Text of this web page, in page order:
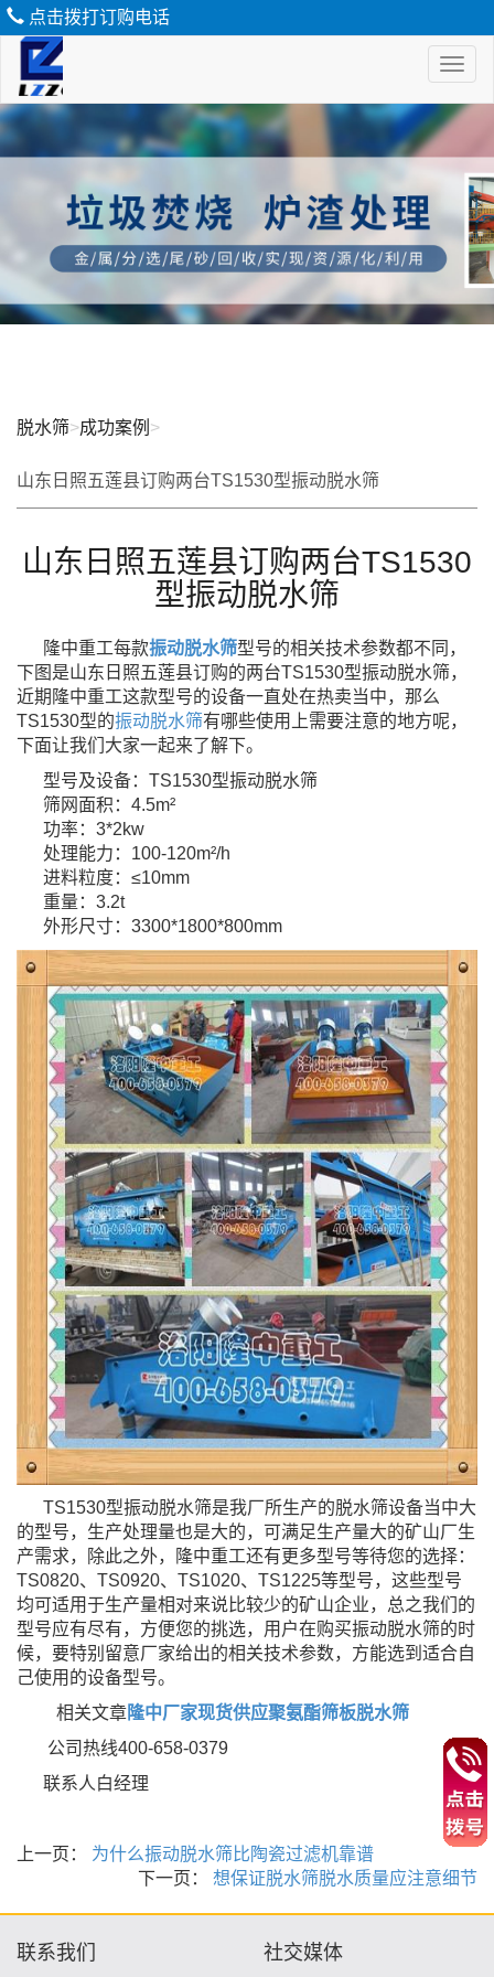
点击拨打订购电话
脱
水
脱水筛>成功案例 >
山东日照五莲县订购两台TS1530型振动脱水筛
山东日照五莲县订购两台TS1530
型振动脱水筛
隆中重工每款振动脱水筛型号的相关技术参数都不同，
下图是山东日照五莲县订购的两台TS1530型振动脱水筛，
近期隆中重工这款型号的设备一直处在热卖当中，那么
TS1530型的振动脱水筛有哪些使用上需要注意的地方呢，
下面让我们大家一起来了解下。
型号及设备：TS1530型振动脱水筛
筛网面积：4.5m²
功率：3*2kw
处理能力：100-120m²/h
进料粒度：≤10mm
重量：3.2t
外形尺寸：3300*1800*800mm
TS1530型振动脱水筛是我厂所生产的脱水筛设备当中大
的型号，生产处理量也是大的，可满足生产量大的矿山厂生
产需求，除此之外，隆中重工还有更多型号等待您的选择：
TS0820、TS0920、TS1020、TS1225等型号，这些型号
均可适用于生产量相对来说比较少的矿山企业，总之我们的
型号应有尽有，方便您的挑选， 用户在购买振动脱水筛的时
候，要特别留意厂家给出的相关技术参数，方能选到适合自
己使用的设备型号。
相关文章隆中厂家现货供应聚氨酯筛板脱水筛
公司热线400-658-0379
联系人白经理
上一页：
为什么振动脱水筛比陶瓷过滤机靠谱
下一页：
想保证脱水筛脱水质量应注意细节
联系我们 社交媒体